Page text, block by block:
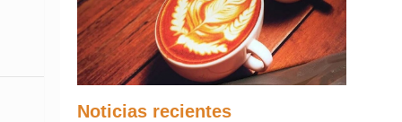
Noticias recientes